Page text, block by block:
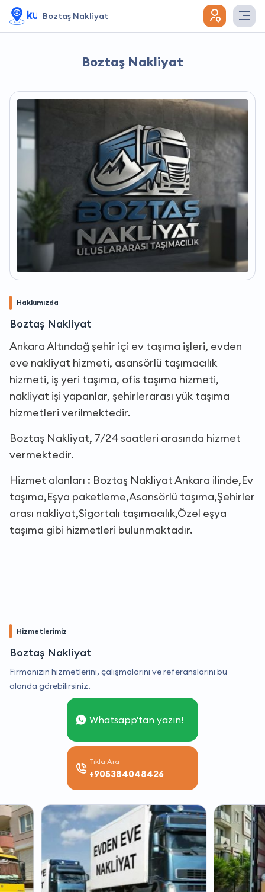
Boztaş Nakliyat
Boztaş Nakliyat
Hakkımızda
Boztaş Nakliyat
Ankara Altındağ şehir içi ev taşıma işleri, evden
eve nakliyat hizmeti, asansörlü taşımacılık
hizmeti, iş yeri taşıma, ofis taşıma hizmeti,
nakliyat işi yapanlar, şehirlerarası yük taşıma
hizmetleri verilmektedir.
Boztaş Nakliyat, 7/24 saatleri arasında hizmet
vermektedir.
Hizmet alanları : Boztaş Nakliyat Ankara ilinde,Ev
taşıma,Eşya paketleme,Asansörlü taşıma,Şehirler
arası nakliyat,Sigortalı taşımacılık,Özel eşya
taşıma gibi hizmetleri bulunmaktadır.
Hizmetlerimiz
Boztaş Nakliyat
Firmanızın hizmetlerini, çalışmalarını ve referanslarını bu
alanda görebilirsiniz.
Whatsapp'tan yazın!
Tıkla Ara
+905384048426